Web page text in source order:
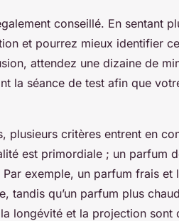
conseillé. En sentant
et pourrez mieux identifier
attendez une dizaine de
la séance de test afin que
plusieurs critères entrent en
est primordiale ; un parfum
exemple, un parfum frais et
tandis qu’un parfum plus
longévité et la projection sont